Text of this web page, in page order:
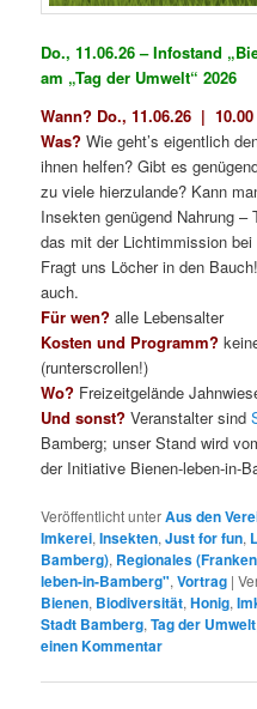
Do., 11.06.26 – Infostand
am „Tag der Umwelt“ 2026
Wann? Do., 11.06.26 | 10.00
Was? Wie geht’s eigentlich
ihnen helfen? Gibt es
zu viele hierzulande? Kann
Insekten genügend Nahrung
das mit der Lichtimmission
Fragt uns Löcher in den
auch.
Für wen?alle Lebensalter
Kosten und Programm?
(runterscrollen!)
Wo? Freizeitgelände
Und sonst?Veranstalter sind
Bamberg; unser Stand wird
der Initiative Bienen-leben-in-
Veröffentlicht unterAus den
Imkerei,Insekten,Just for fun,
Bamberg), Regionales
leben-in-Bamberg",Vortrag |
Bienen, Biodiversität,Honig,
Stadt Bamberg,Tag der Umwelt
einen Kommentar